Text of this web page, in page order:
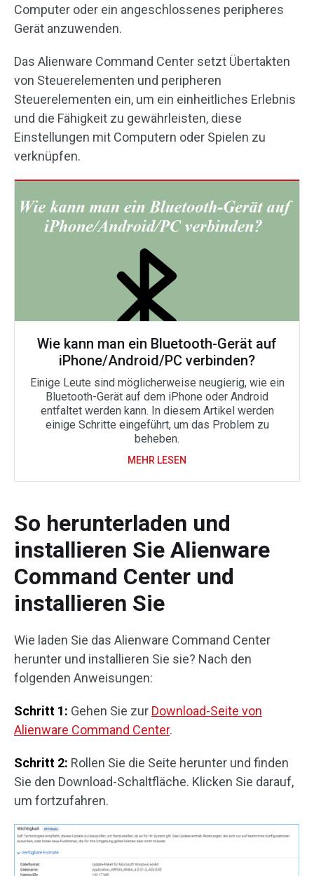
Computer oder ein angeschlossenes peripheres
Gerät anzuwenden.
Das Alienware Command Center setzt Übertakten
von Steuerelementen und peripheren
Steuerelementen ein, um ein einheitliches Erlebnis
und die Fähigkeit zu gewährleisten, diese
Einstellungen mit Computern oder Spielen zu
verknüpfen.
Wie kann man ein Bluetooth-Gerät auf
iPhone/Android/PC verbinden?
Einige Leute sind möglicherweise neugierig, wie ein
Bluetooth-Gerät auf dem iPhone oder Android
entfaltet werden kann. In diesem Artikel werden
einige Schritte eingeführt, um das Problem zu
beheben.
MEHR LESEN
So herunterladen und
installieren Sie Alienware
Command Center und
installieren Sie
Wie laden Sie das Alienware Command Center
herunter und installieren Sie sie? Nach den
folgenden Anweisungen:
Schritt 1: Gehen Sie zur Download-Seite von
Alienware Command Center.
Schritt 2: Rollen Sie die Seite herunter und finden
Sie den Download-Schaltfläche. Klicken Sie darauf,
um fortzufahren.